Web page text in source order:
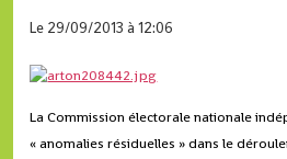
Le 29/09/2013à 12:06
La Commission électorale nationale
« anomalies résiduelles » dans le